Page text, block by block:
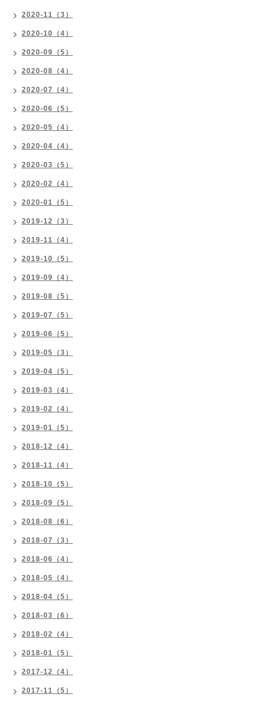
2020-11（3）
2020-10（4）
2020-09（5）
2020-08（4）
2020-07（4）
2020-06（5）
2020-05（4）
2020-04（4）
2020-03（5）
2020-02（4）
2020-01（5）
2019-12（3）
2019-11（4）
2019-10（5）
2019-09（4）
2019-08（5）
2019-07（5）
2019-06（5）
2019-05（3）
2019-04（5）
2019-03（4）
2019-02（4）
2019-01（5）
2018-12（4）
2018-11（4）
2018-10（5）
2018-09（5）
2018-08（6）
2018-07（3）
2018-06（4）
2018-05（4）
2018-04（5）
2018-03（6）
2018-02（4）
2018-01（5）
2017-12（4）
2017-11（5）